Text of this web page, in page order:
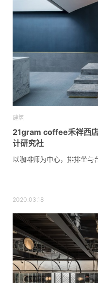
建筑
21gram coffee禾祥西
计研究社
以咖啡师为中心，排排坐与
2020.03.18